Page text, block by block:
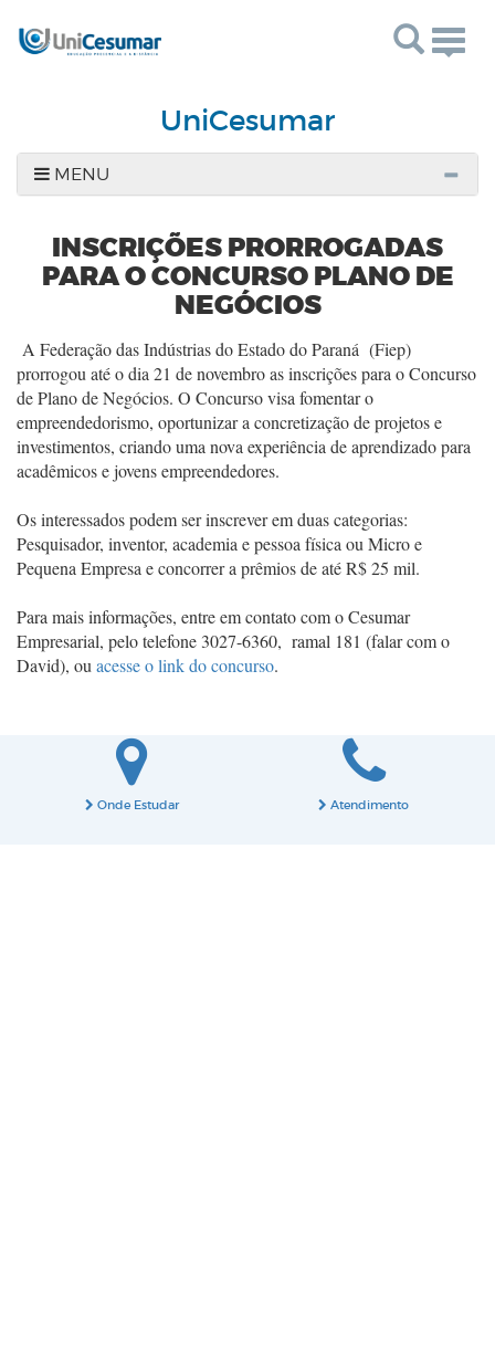
UniCesumar
MENU
INSCRIÇÕES PRORROGADAS
PARA O CONCURSO PLANO DE
NEGÓCIOS
A Federação das Indústrias do Estado do Paraná (Fiep)
prorrogou até o dia 21 de novembro as inscrições para o Concurso
de Plano de Negócios. O Concurso visa fomentar o
empreendedorismo, oportunizar a concretização de projetos e
investimentos, criando uma nova experiência de aprendizado para
acadêmicos e jovens empreendedores.
Os interessados podem ser inscrever em duas categorias:
Pesquisador, inventor, academia e pessoa física ou Micro e
Pequena Empresa e concorrer a prêmios de até R$ 25 mil.
Para mais informações, entre em contato com o Cesumar
Empresarial, pelo telefone 3027-6360, ramal 181 (falar com o
David), ou acesse o link do concurso.
Onde Estudar Atendimento